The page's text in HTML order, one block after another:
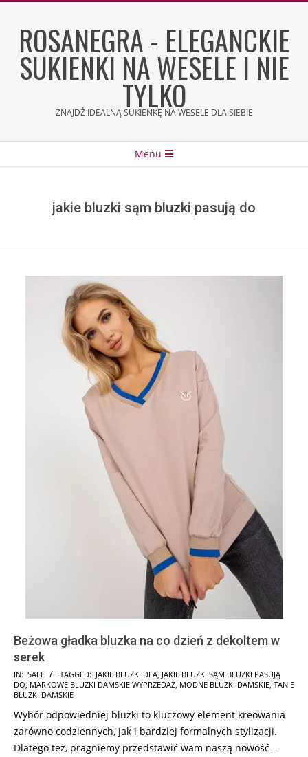
contentROSANEGRA - ELEGANCKIE
SUKIENKI NA WESELE I NIE
TYLKO
ZNAJDŹ IDEALNĄ SUKIENKĘ NA WESELE DLA SIEBIE
Menu
jakie bluzki sąm bluzki pasują do
Beżowa gładka bluzka na co dzień z dekoltem w
serek
2024-
09-
IN: SALE TAGGED: JAKIE BLUZKI DLA, JAKIE BLUZKI SĄM BLUZKI PASUJĄ
DO, MARKOWE BLUZKI DAMSKIE WYPRZEDAŻ, MODNE BLUZKI DAMSKIE, TANIE
BLUZKI DAMSKIE
Wybór odpowiedniej bluzki to kluczowy element kreowania
zarówno codziennych, jak i bardziej formalnych stylizacji.
Dlatego też, pragniemy przedstawić wam naszą nowość –